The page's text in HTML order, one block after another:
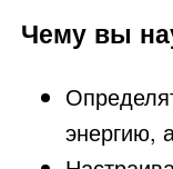
Чему вы
энергию,